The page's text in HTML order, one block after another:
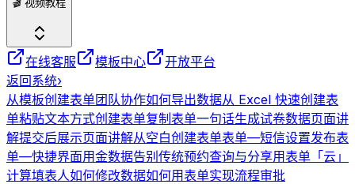
🎬 视频教程
在线客服 模板中心
开放平台
返回系统›
从模板创建表单团队协作如何导出数据从 Excel 快速创建表
单粘贴文本方式创建表单复制表单一句话生成试卷数据页面讲
解提交后展示页面讲解从空白创建表单表单—短信设置发布表
单—快捷界面用金数据告别传统预约查询与分享用表单「云」
计算填表人如何修改数据如何用表单实现流程审批